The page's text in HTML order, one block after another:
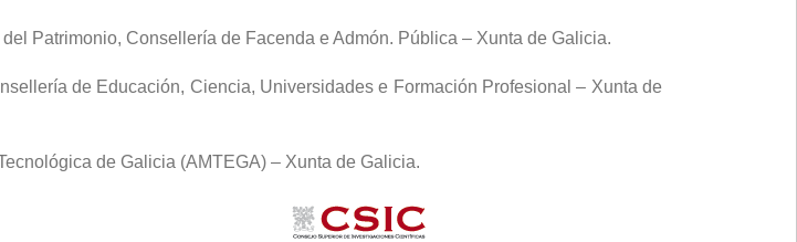
Patrimonio, Consellería de Facenda e Admón. Pública – Xunta de Galicia.
de Educación, Ciencia, Universidades e Formación Profesional – Xunta de
de Galicia (AMTEGA) – Xunta de Galicia.